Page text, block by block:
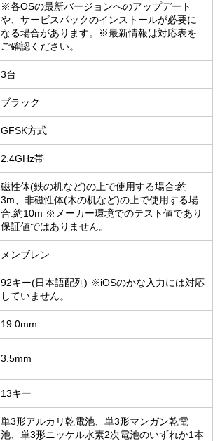
※各OSの最新バージョンへのアップデート
や、サービスパックのインストールが必要に
なる場合があります。※最新情報は対応表を
ご確認ください。
3台
ブラック
GFSK方式
2.4GHz帯
磁性体(鉄の机など)の上で使用する場合:約
3m、非磁性体(木の机など)の上で使用する場
合:約10m ※メーカー環境でのテスト値であり
保証値ではありません。
メンブレン
92キー(日本語配列) ※iOSのかな入力には対応
していません。
19.0mm
3.5mm
13キー
単3形アルカリ乾電池、単3形マンガン乾電
池、単3形ニッケル水素2次電池のいずれか1本